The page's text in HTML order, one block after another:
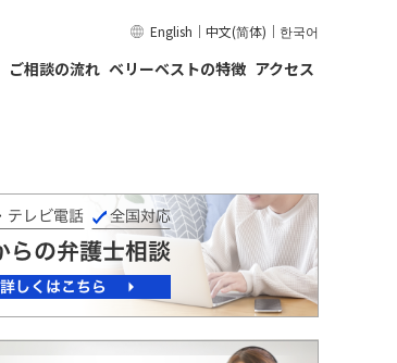
English ｜ 中文(简体) ｜ 한국어
ご相談の流れ ベリーベストの特徴 アクセス